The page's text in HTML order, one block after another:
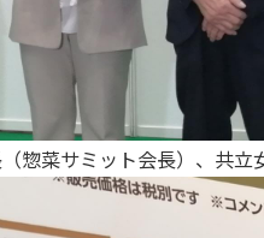
惣菜サミット会長）、共